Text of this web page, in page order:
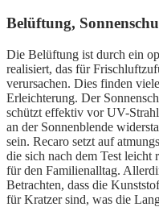
Belüftung,
Die Belüftung ist durch ein
realisiert, das für
verursachen. Dies finden
Erleichterung. Der
schützt effektiv vor UV-
an der Sonnenblende
sein. Recaro setzt auf
die sich nach dem Test
für den Familienalltag.
Betrachten, dass die
für Kratzer sind, was die